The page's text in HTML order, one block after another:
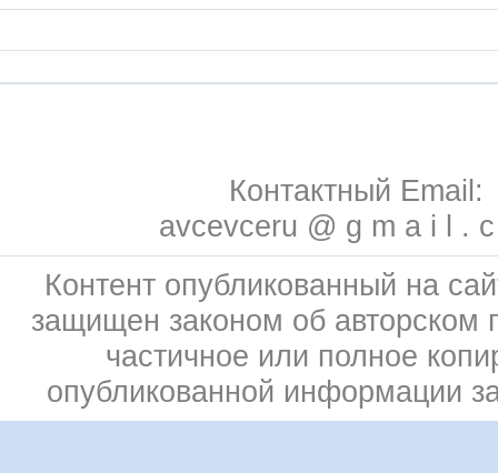
Контактный Email:
avcevceru @ g m a i l .
Контент опубликованный на
защищен законом об авторском
частичное или полное
опубликованной информации